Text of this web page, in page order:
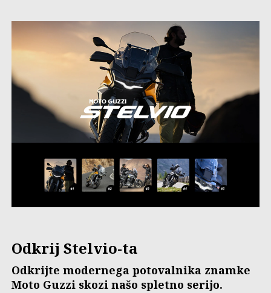
Odkrij Stelvio-ta
Odkrijte modernega potovalnika znamke
Moto Guzzi skozi našo spletno serijo.